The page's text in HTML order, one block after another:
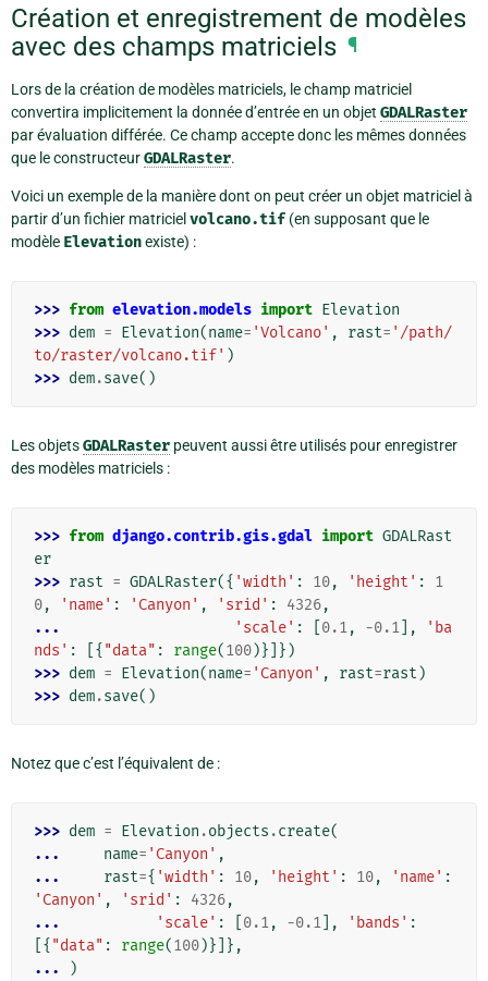
Création et enregistrement de modèles
avec des champs matriciels ¶
Lors de la création de modèles matriciels, le champ matriciel
convertira implicitement la donnée d’entrée en un objet GDALRaster
par évaluation différée. Ce champ accepte donc les mêmes données
que le constructeurGDALRaster.
Voici un exemple de la manière dont on peut créer un objet matriciel à
partir d’un fichier matriciel volcano.tif (en supposant que le
modèle Elevationexiste) :
>>> from elevation.models import Elevation
>>> dem = Elevation(name= 'Volcano' , rast= '/path/
to/raster/volcano.tif' )
>>> dem.save()
Les objetsGDALRaster peuvent aussi être utilisés pour enregistrer
des modèles matriciels :
>>> from django.contrib.gis.gdal import GDALRast
er
>>> rast = GDALRaster({ 'width' : 10, 'height' :
1
0, 'name' : 'Canyon' , 'srid' : 4326,
...
'scale' : 0.1, -0.1 ],
'ba
nds' : [{ "data" : range(100)}]})
>>> dem = Elevation(name= 'Canyon' , rast=rast )
>>> dem.save()
Notez que c’est l’équivalent de :
>>> dem = Elevation .objects .create(
...
name= 'Canyon' ,
...
rast={ 'width' : 10, 'height' : 10, 'name' :
'Canyon' , 'srid' : 4326,
...
'scale' : 0.1, -0.1 ], 'bands' :
[{ "data" : range(100)}]},
...
)